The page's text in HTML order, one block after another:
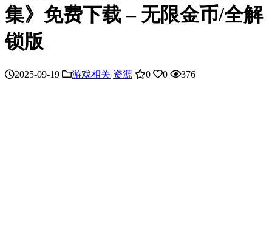
集》免费下载 – 无限金币/全解
锁版
2025-09-19 游戏相关 资源 0 0 376